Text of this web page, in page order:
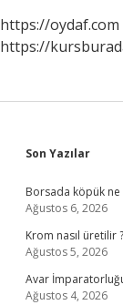
https://oydaf.com
https://
Son Yazılar
Borsada köpük ne
Ağustos 6, 2026
Krom nasıl üretilir ?
Ağustos 5, 2026
Avar
Ağustos 4, 2026